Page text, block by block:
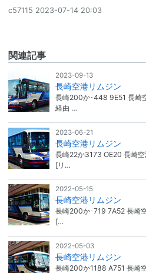
c57115 2023-07-14 20:03
関連記事
2023-09-13
長崎空港リムジン
長崎200か･448 9E51 長崎
経由 …
2023-06-21
長崎空港リムジン
長崎22か3173 OE20 長崎
[リ…
2022-05-15
長崎空港リムジン
長崎200か･719 7A52 長崎
[…
2022-05-03
長崎空港リムジン
長崎200か1188 A751 長崎